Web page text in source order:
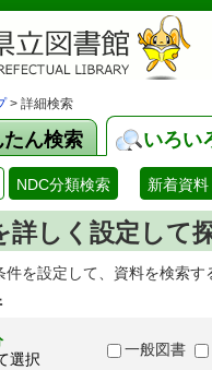
> 詳細検索
たん検索 いろい
NDC分類検索 新着資料
詳しく設定して
件を設定して、資料を検索す
選択
一般図書